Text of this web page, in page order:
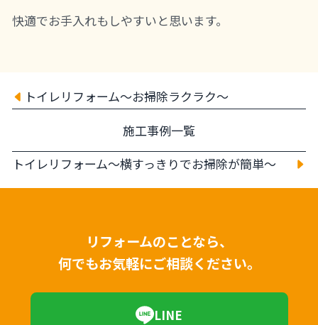
快適でお手入れもしやすいと思います。
トイレリフォーム～お掃除ラクラク～
施工事例一覧
トイレリフォーム～横すっきりでお掃除が簡単～
リフォームのことなら、
何でもお気軽にご相談ください。
LINE